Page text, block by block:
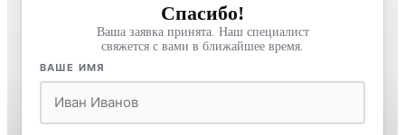
Спасибо!
Ваша заявка принята. Наш специалист
свяжется с вами в ближайшее время.
ВАШЕ ИМЯ